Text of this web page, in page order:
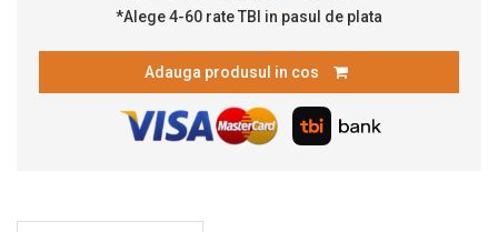
*Alege 4-60 rate TBI in pasul de plata
Adauga produsul in cos